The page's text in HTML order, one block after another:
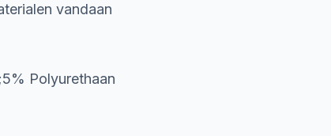
vandaan
Polyurethaan